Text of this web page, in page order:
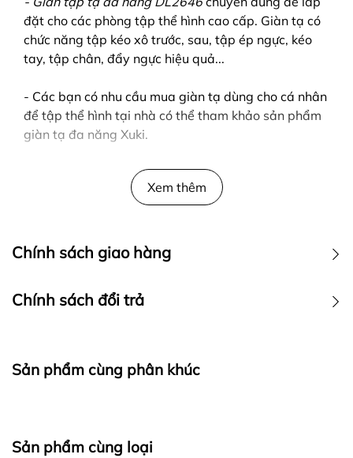
đặt cho các phòng tập thể hình cao cấp. Giàn tạ có
chức năng tập kéo xô trước, sau, tập ép ngực, kéo
tay, tập chân, đẩy ngực hiệu quả...
- Các bạn có nhu cầu mua giàn tạ dùng cho cá nhân
để tập thể hình tại nhà có thể tham khảo sản phẩm
giàn tạ đa năng Xuki.
Xem thêm
Chính sách giao hàng
Chính sách đổi trả
Sản phẩm cùng phân khúc
Sản phẩm cùng loại